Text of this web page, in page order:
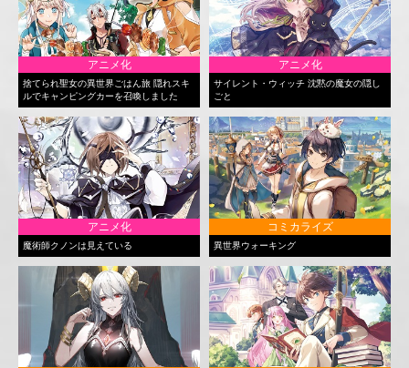
アニメ化
捨てられ聖女の異世界ごはん旅 隠れスキ
ルでキャンピングカーを召喚しました
アニメ化
サイレント・ウィッチ 沈黙の魔女の隠し
ごと
アニメ化
魔術師クノンは見えている
コミカライズ
異世界ウォーキング